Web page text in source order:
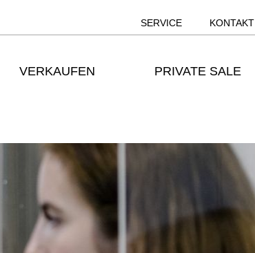
SERVICE KONTAKT
VERKAUFEN PRIVATE SALE